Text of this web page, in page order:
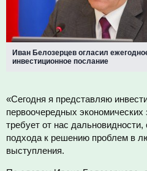
Иван Белозерцев огласил
инвестиционное послание
«Сегодня я представляю
первоочередных
требует от нас
подхода к решению проблем в
выступления.